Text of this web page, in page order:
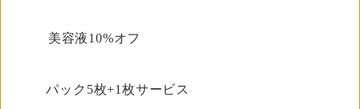
美容液10%オフ
パック5枚+1枚サービス